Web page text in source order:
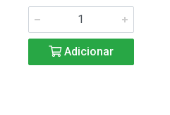
Adicionar